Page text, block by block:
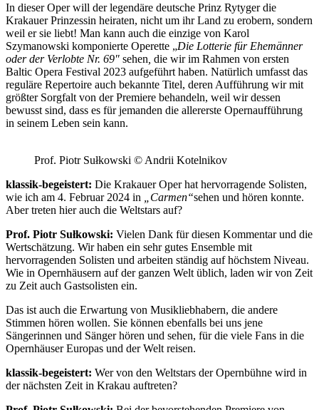
In dieser Oper will der legendäre deutsche Prinz Rytyger die
Krakauer Prinzessin heiraten, nicht um ihr Land zu erobern, sondern
weil er sie liebt! Man kann auch die einzige von Karol
Szymanowski komponierte Operette „Die Lotterie für Ehemänner
oder der Verlobte Nr. 69″ sehen die wir im Rahmen von ersten
Baltic Opera Festival 2023 aufgeführt haben. Natürlich umfasst das
reguläre Repertoire auch bekannte Titel, deren Aufführung wir mit
größter Sorgfalt von der Premiere behandeln, weil wir dessen
bewusst sind, dass es für jemanden die allererste Opernaufführung
in seinem Leben sein kann.
Prof. Piotr Sułkowski © Andrii Kotelnikov
klassik-begeistert: Die Krakauer Oper hat hervorragende Solisten,
wie ich am 4. Februar 2024 in
„Carmen“sehen und hören konnte.
Aber treten hier auch die Weltstars auf?
Prof. Piotr Sułkowski: Vielen Dank für diesen Kommentar und die
Wertschätzung. Wir haben ein sehr gutes Ensemble mit
hervorragenden Solisten und arbeiten ständig auf höchstem Niveau.
Wie in Opernhäusern auf der ganzen Welt üblich, laden wir von Zeit
zu Zeit auch Gastsolisten ein.
Das ist auch die Erwartung von Musikliebhabern, die andere
Stimmen hören wollen. Sie können ebenfalls bei uns jene
Sängerinnen und Sänger hören und sehen, für die viele Fans in die
Opernhäuser Europas und der Welt reisen.
klassik-begeistert: Wer von den Weltstars der Opernbühne wird in
der nächsten Zeit in Krakau auftreten?